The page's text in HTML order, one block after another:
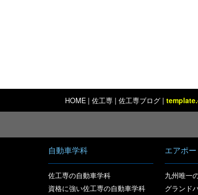
HOME| 佐工専| 佐工専ブログ |
自動車学科
佐工専の自動車学科
資格に強い佐工専の自動車学科
エアポ
九州唯一
グランド